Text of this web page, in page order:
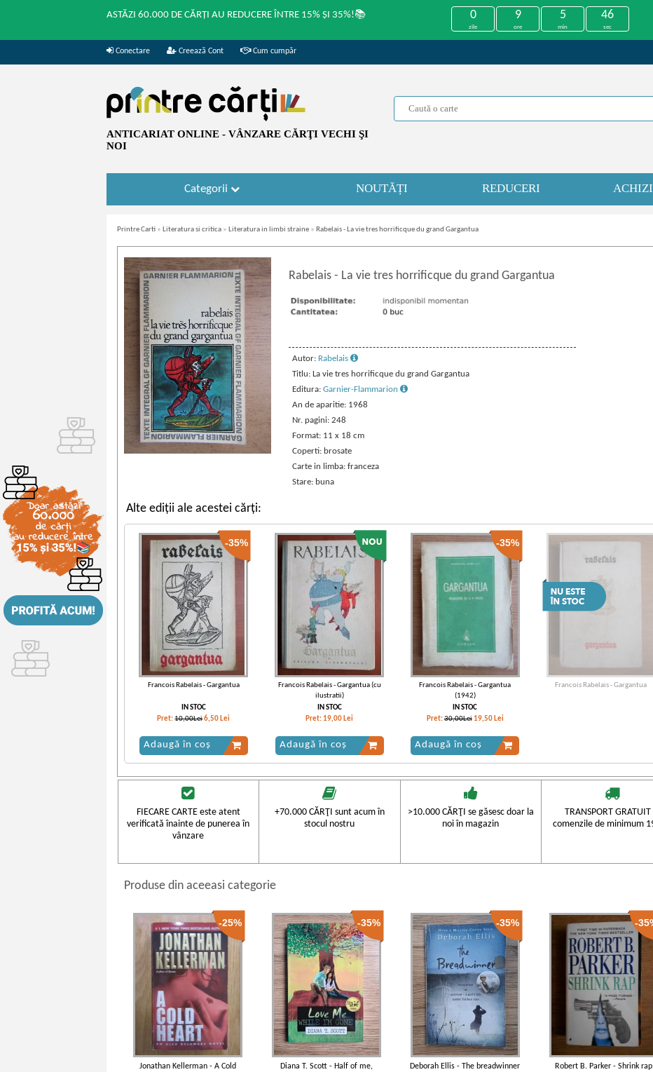
ASTĂZI 60.000 DE CĂRȚI AU REDUCERE ÎNTRE 15% ȘI 35%!📚 0
zile
9
ore
5
min
46
sec
Conectare Creează Cont Cum cumpăr
ANTICARIAT ONLINE - VÂNZARE CĂRŢI VECHI ŞI
NOI
Categorii NOUTĂȚI REDUCERI
Printre Carti » Literatura si critica » Literatura in limbi straine » Rabelais - La vie tres horrificque du grand Gargantua
Rabelais - La vie tres horrificque du grand Gargantua
Autor: Rabelais
Titlu: La vie tres horrificque du grand Gargantua
Editura: Garnier-Flammarion
An de aparitie: 1968
Nr. pagini: 248
Format: 11 x 18 cm
Coperti: brosate
Carte in limba: franceza
Stare: buna
Alte ediții ale acestei cărți:
-35%
Francois Rabelais - Gargantua
IN STOC
Pret:10,00Lei6,50 Lei
Adaugă în coș
Francois Rabelais - Gargantua (cu
ilustratii)
IN STOC
Pret: 19,00 Lei
Adaugă în coș
-35%
Francois Rabelais - Gargantua
(1942)
IN STOC
Pret:30,00Lei 19,50 Lei
Adaugă în coș
Francois Rabelais - Gargantua
Francois Rabelais - Viata
nemaipomenita a marelui
Gargantua tatal lui Pantagruel (cu
autograful lui Eugen Taru)
Francois Rabelais - Gargantua Francois Rabelais - Gargantua
Francois Rebelais - Gargantua,
lui Pantagruel. Uimitoarea viata a
lui Pantagruel, feciorul uriasului
Gargantua
FIECARE CARTE este atent
verificată înainte de punerea în
vânzare
+70.000 CĂRŢI sunt acum în
stocul nostru
>10.000 CĂRŢI se găsesc doar la
noi în magazin
TRANSPORT GRATUIT
comenzile de minimum
Produse din aceeasi categorie
-25%
Jonathan Kellerman - A Cold
-35%
Diana T. Scott - Half of me,
-35%
Deborah Ellis - The breadwinner
-
Robert B. Parker - Shrink rap